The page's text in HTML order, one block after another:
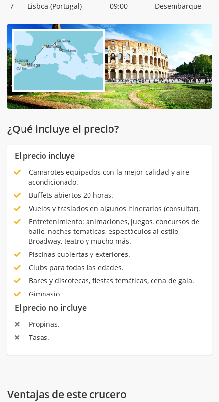
7
Lisboa (Portugal) 09:00 Desembarque
¿Qué incluye el precio?
El precio incluye
Camarotes equipados con la mejor calidad y aire
acondicionado.
Buffets abiertos 20 horas.
Vuelos y traslados en algunos itinerarios (consultar).
Entretenimiento: animaciones, juegos, concursos de
baile, noches temáticas, espectáculos al estilo
Broadway, teatro y mucho más.
Piscinas cubiertas y exteriores.
Clubs para todas las edades.
Bares y discotecas, fiestas temáticas, cena de gala.
Gimnasio.
El precio no incluye
Propinas.
Tasas.
Ventajas de este crucero